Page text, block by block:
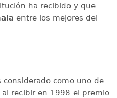
ha recibido y que
entre los mejores del
considerado como uno de
recibir en 1998 el premio